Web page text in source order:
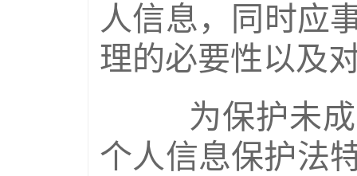
人信息，同时应
理的必要性以及
为保护未成
个人信息保护法